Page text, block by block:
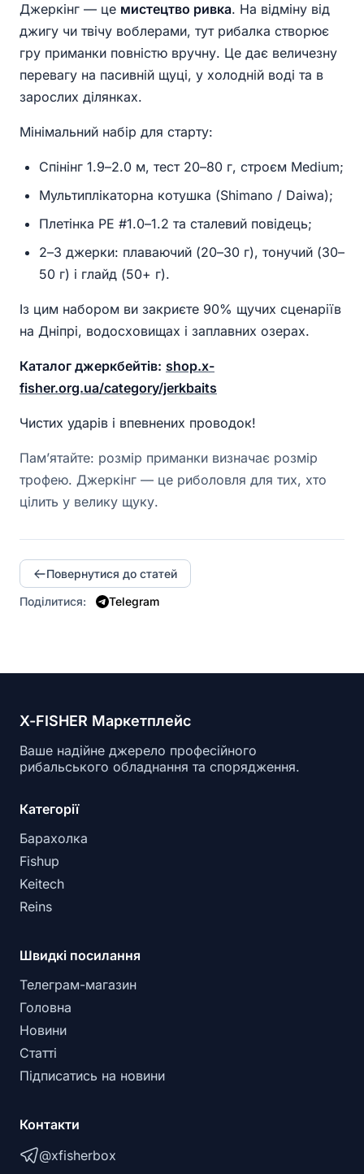
Джеркінг — це мистецтво ривка. На відміну від
джигу чи твічу воблерами, тут рибалка створює
гру приманки повністю вручну. Це дає величезну
перевагу на пасивній щуці, у холодній воді та в
зарослих ділянках.
Мінімальний набір для старту:
Спінінг 1.9–2.0 м, тест 20–80 г, строєм Medium;
Мультиплікаторна котушка (Shimano / Daiwa);
Плетінка PE #1.0–1.2 та сталевий повідець;
2–3 джерки: плаваючий (20–30 г), тонучий (30–
50 г) і глайд (50+ г).
Із цим набором ви закриєте 90% щучих сценаріїв
на Дніпрі, водосховищах і заплавних озерах.
Каталог джеркбейтів: shop.x-
fisher.org.ua/category/jerkbaits
Чистих ударів і впевнених проводок!
Пам’ятайте: розмір приманки визначає розмір
трофею. Джеркінг — це риболовля для тих, хто
цілить у велику щуку.
Повернутися до статей
Поділитися:
Telegram
X-FISHER Маркетплейс
Ваше надійне джерело професійного
рибальського обладнання та спорядження.
Категорії
Барахолка
Fishup
Keitech
Reins
Швидкі посилання
Телеграм-магазин
Головна
Новини
Статті
Підписатись на новини
Контакти
@xfisherbox